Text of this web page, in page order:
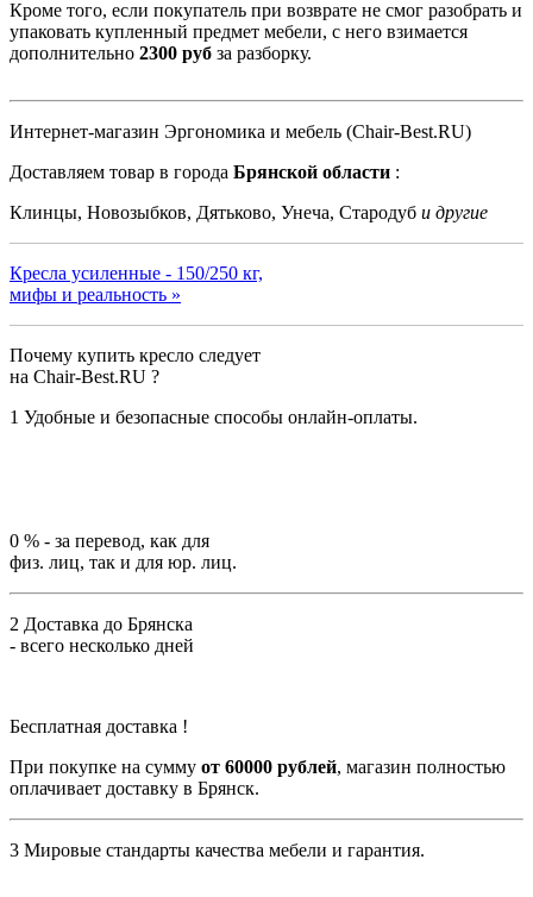
Кроме того, если покупатель при возврате не смог разобрать и
упаковать купленный предмет мебели, с него взимается
дополнительно 2300 руб за разборку.
Интернет-магазин Эргономика и мебель (Chair-Best.RU)
Доставляем товар в города Брянской области :
Клинцы, Новозыбков, Дятьково, Унеча, Стародуб и другие
Кресла усиленные - 150/250 кг,
мифы и реальность »
Почему купить кресло следует
на Chair-Best.RU ?
1 Удобные и безопасные способы онлайн-оплаты.
0 % - за перевод, как для
физ. лиц, так и для юр. лиц.
2 Доставка до Брянска
- всего несколько дней
Бесплатная доставка !
При покупке на сумму от 60000 рублей, магазин полностью
оплачивает доставку в Брянск.
3 Мировые стандарты качества мебели и гарантия.